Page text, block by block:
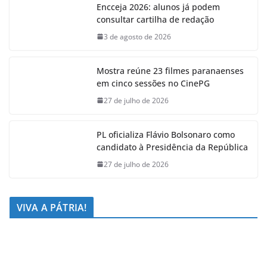
Encceja 2026: alunos já podem
consultar cartilha de redação
3 de agosto de 2026
Mostra reúne 23 filmes paranaenses
em cinco sessões no CinePG
27 de julho de 2026
PL oficializa Flávio Bolsonaro como
candidato à Presidência da República
27 de julho de 2026
VIVA A PÁTRIA!